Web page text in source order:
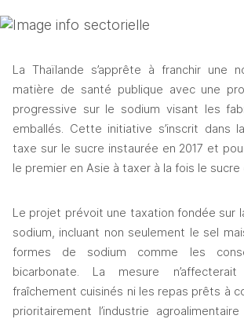
La Thaïlande s’apprête à franchir une
matière de santé publique avec une
progressive sur le sodium visant les
emballés. Cette initiative s’inscrit dans
taxe sur le sucre instaurée en 2017 et
le premier en Asie à taxer à la fois le sucre
Le projet prévoit une taxation fondée sur
sodium, incluant non seulement le sel
formes de sodium comme les
bicarbonate. La mesure
fraîchement cuisinés ni les repas prêts à
prioritairement l’industrie